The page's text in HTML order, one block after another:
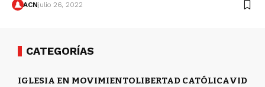
ACNjulio 26, 2022
CATEGORÍAS
IGLESIA EN MOVIMIENTOLIBERTAD CATÓLICAVIDA